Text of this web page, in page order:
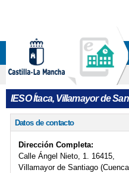
IESO Ítaca, Villamayor de
Datos de contacto
Dirección Completa:
Calle Ángel Nieto, 1. 16415,
Villamayor de Santiago